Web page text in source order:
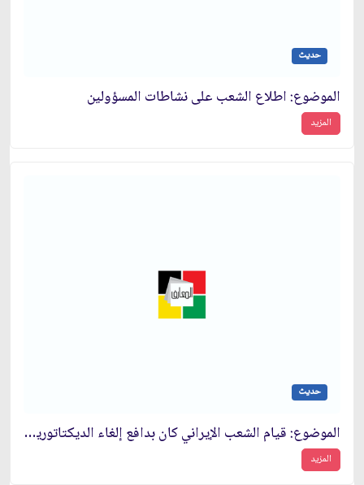
حديث
الموضوع: اطلاع الشعب على نشاطات المسؤولين‏
المزيد
حديث
الموضوع: قيام الشعب الإيراني كان بدافع إلغاء الديكتاتورية وتحقيق العدالة
المزيد